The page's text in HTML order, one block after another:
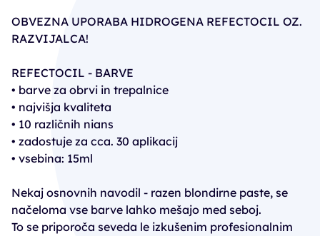
OBVEZNA UPORABA HIDROGENA REFECTOCIL OZ.
RAZVIJALCA!
REFECTOCIL - BARVE
• barve za obrvi in trepalnice
• najvišja kvaliteta
• 10 različnih nians
• zadostuje za cca. 30 aplikacij
• vsebina: 15ml
Nekaj osnovnih navodil - razen blondirne paste, se
načeloma vse barve lahko mešajo med seboj.
To se priporoča seveda le izkušenim profesionalnim